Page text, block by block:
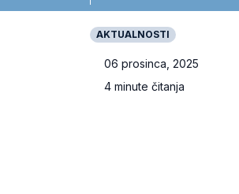
AKTUALNOSTI
06 prosinca, 2025
4 minute čitanja